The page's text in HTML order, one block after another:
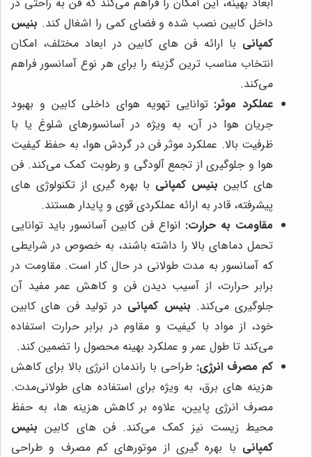
داخل کابین نصب شده و فضای کمی را اشغال کند. بنیس
کمپانی با ارائه فن های کابین در ابعاد مختلف، امکان
انتخاب مناسب ترین گزینه را برای هر نوع آسانسور فراهم
می‌کند.
عملکرد موثر: توانایی تهویه هوای داخلی کابین و بهبود
جریان هوا در آن، به ویژه در آسانسورهای شلوغ یا با
ظرفیت بالا. عملکرد موثر فن در گردش هوا، به حفظ کیفیت
هوا و جلوگیری از تجمع آلودگی و رطوبت کمک می‌کند. فن
های کابین بنیس کمپانی با بهره گیری از تکنولوژی های
پیشرفته، قادر به ارائه عملکردی قوی و پایدار هستند.
مقاومت به حرارت: انواع فن کابین آسانسور باید توانایی
تحمل دماهای بالا را داشته باشند، به خصوص در شرایطی
که آسانسور به مدت طولانی در حال کار است. مقاومت در
برابر حرارت، از آسیب دیدن فن و کاهش عمر مفید آن
جلوگیری می‌کند. بنیس کمپانی در تولید فن های کابین
خود، از مواد با کیفیت و مقاوم در برابر حرارت استفاده
می‌کند تا طول عمر و عملکرد بهینه محصول را تضمین کند.
کم مصرف انرژی: طراحی با راندمان انرژی بالا برای کاهش
هزینه های برق، به ویژه برای استفاده های طولانی‌مدت.
مصرف انرژی پایین، علاوه بر کاهش هزینه ها، به حفظ
محیط زیست نیز کمک می‌کند. فن های کابین بنیس
کمپانی با بهره گیری از موتورهای کم مصرف و طراحی